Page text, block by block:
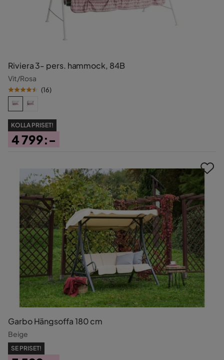
Riviera 3- pers. hammock, 84B
Vit/Rosa
(16)
KOLLA PRISET!
4 799:-
Garbo Hängsoffa 180 cm
Beige
SE PRISET!